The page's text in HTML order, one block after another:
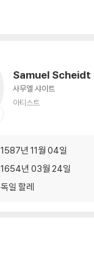
Samuel Scheidt
사무엘 샤이트
아티스트
1587년 11월 04일
1654년 03월 24일
독일 할레